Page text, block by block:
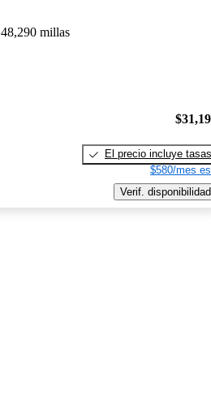
48,290 millas
El precio incluye tasas
$580/mes
Verif. disponibilidad